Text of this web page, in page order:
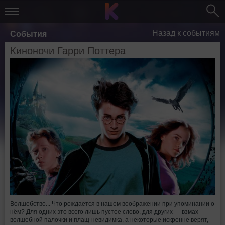
События Назад к событиям
Киноночи Гарри Поттера
Волшебство... Что рождается в нашем воображении при упоминании о
нём? Для одних это всего лишь пустое слово, для других — взмах
волшебной палочки и плащ-невидимка, а некоторые искренне верят,